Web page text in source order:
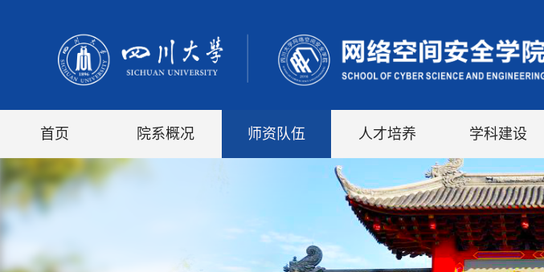
首页 院系概况 师资队伍 人才培养 学科建设